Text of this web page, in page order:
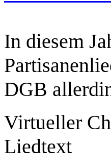
In diesem
DGB
Virtueller
Liedtext